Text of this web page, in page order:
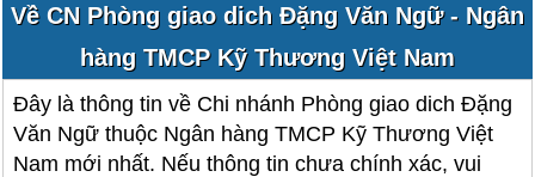
Về CN Phòng giao dich Đặng Văn Ngữ - Ngân
hàng TMCP Kỹ Thương Việt Nam
Đây là thông tin về Chi nhánh Phòng giao dich Đặng
Văn Ngữ thuộc Ngân hàng TMCP Kỹ Thương Việt
Nam mới nhất. Nếu thông tin chưa chính xác, vui